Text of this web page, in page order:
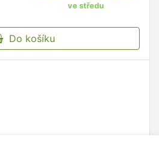
ve středu
Do košíku